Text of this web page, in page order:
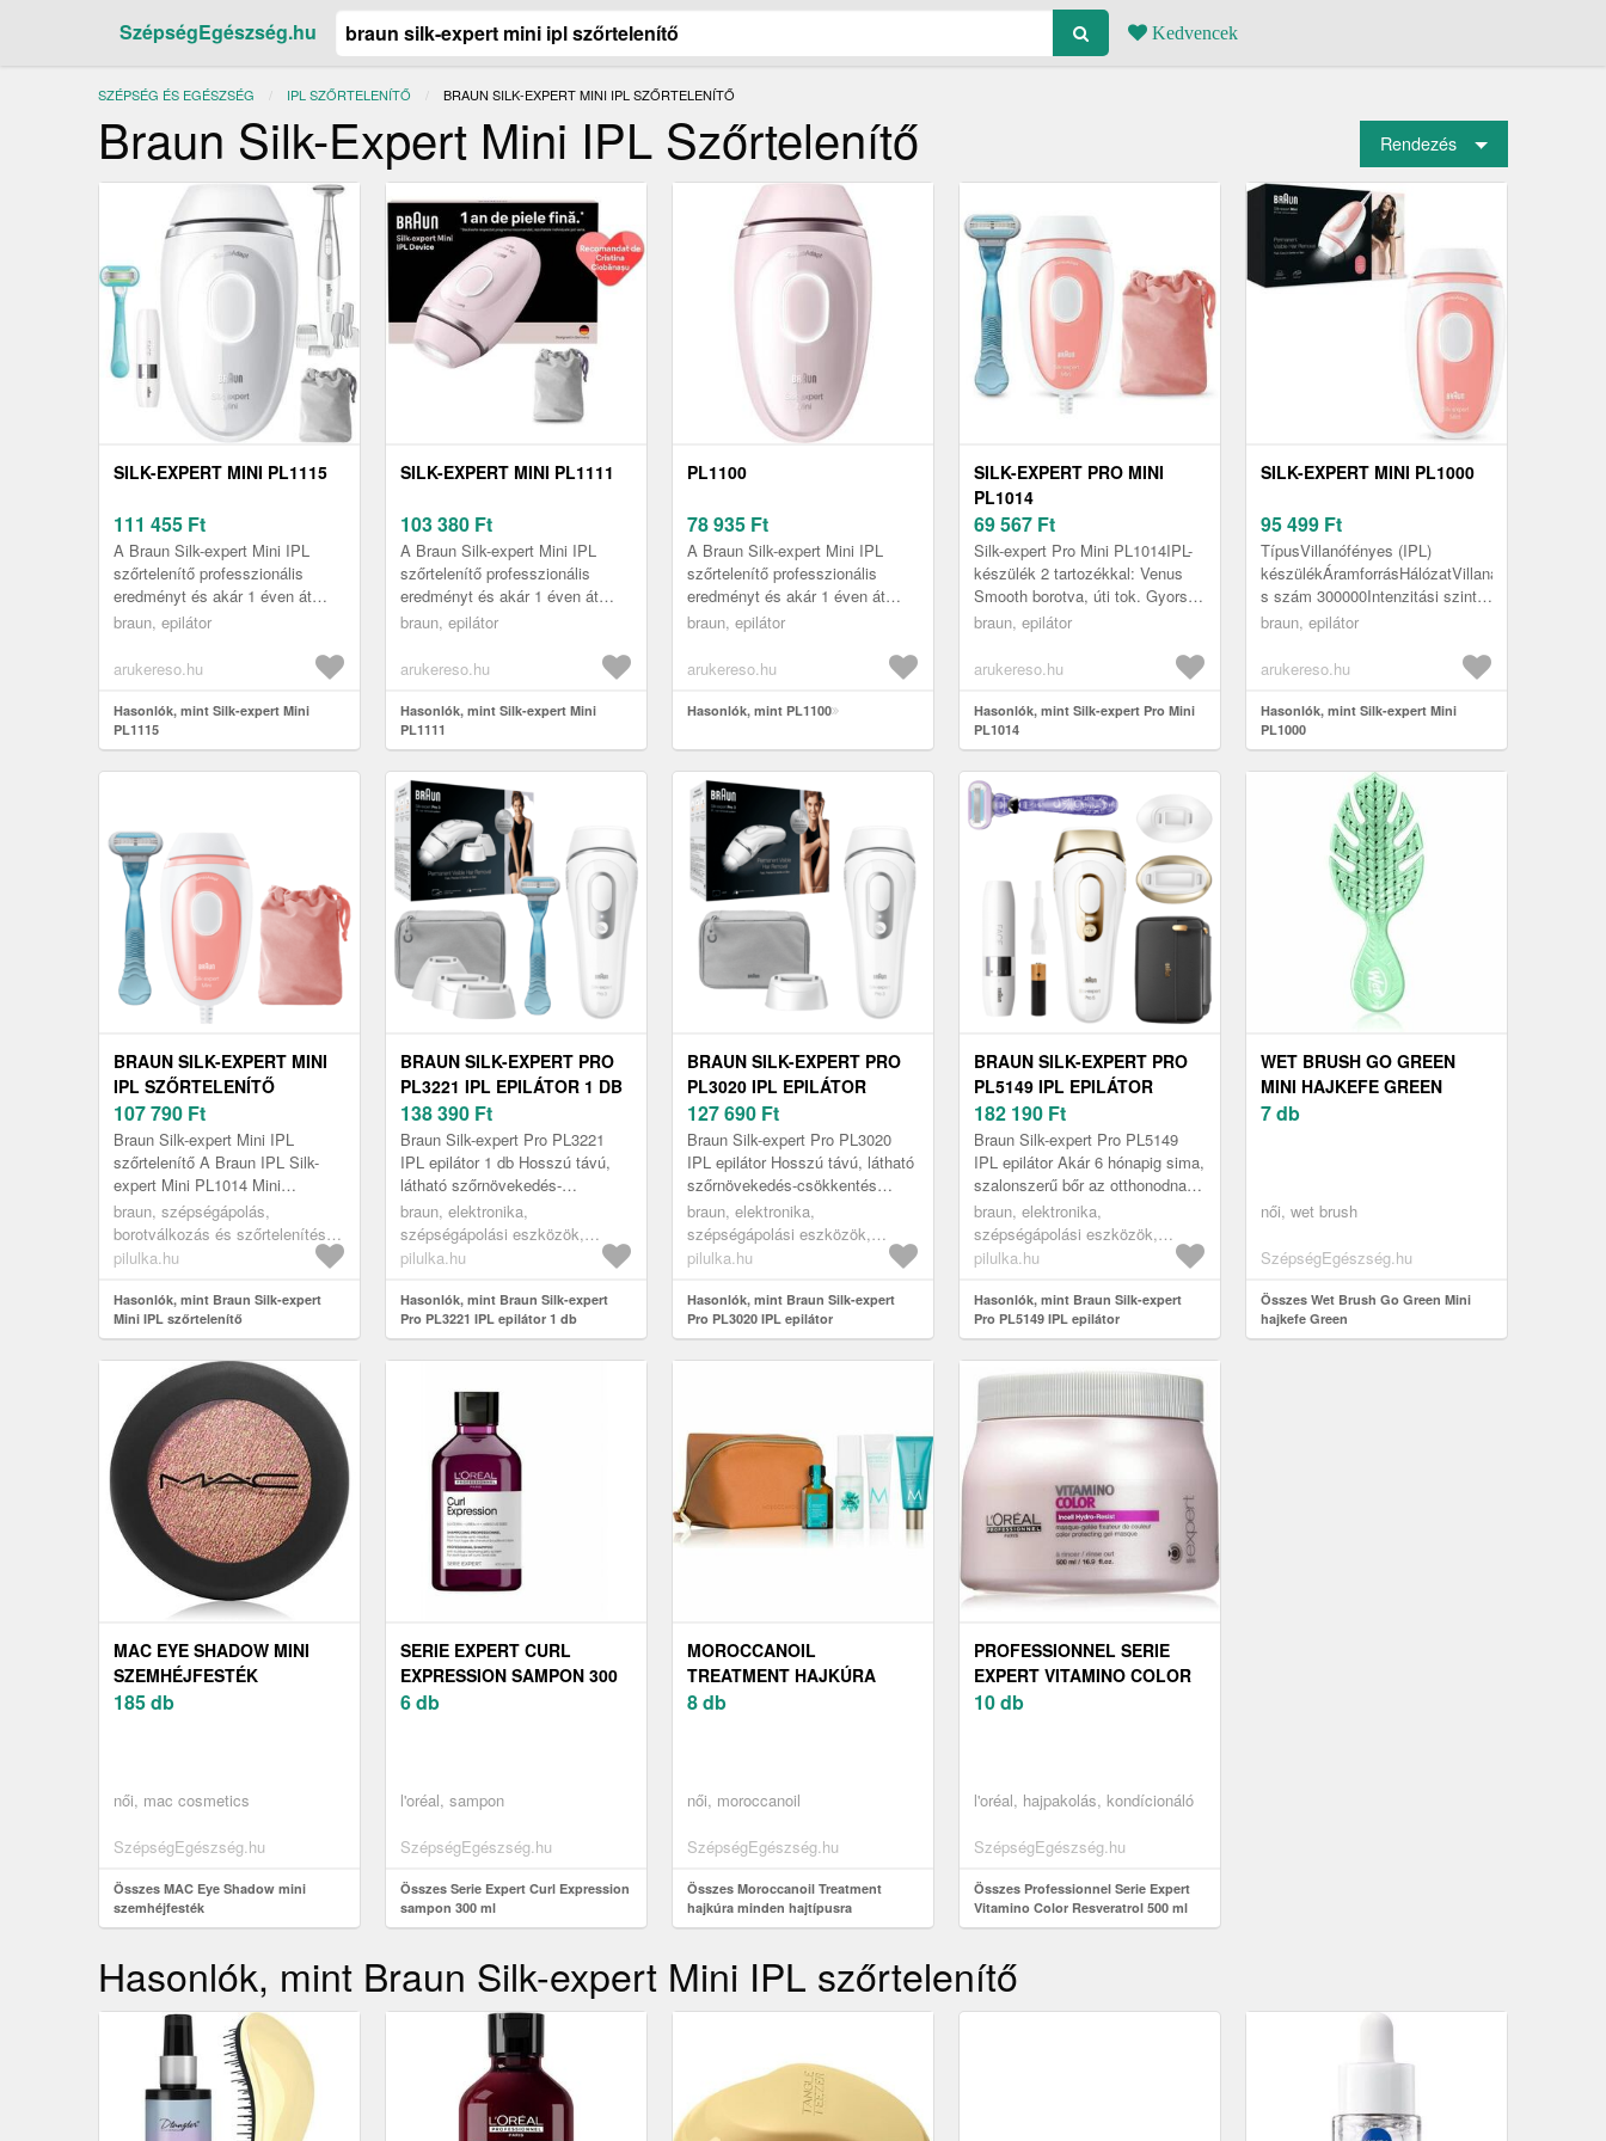
SzépségEgészség.hu Kedvencek
SZÉPSÉG ÉS EGÉSZSÉG IPL SZŐRTELENÍTŐ JELENLEGI:
BRAUN SILK-EXPERT MINI IPL SZŐRTELENÍTŐ
Braun Silk-Expert Mini IPL Szőrtelenítő Rendezés
SILK-EXPERT MINI PL1115
111 455 Ft
A Braun Silk-expert Mini IPL
szőrtelenítő professzionális
eredményt és akár 1 éven át
tartó selymesen sima bőrt
azoknak...
braun, epilátor
arukereso.hu
Hasonlók, mint Silk-expert Mini
PL1115
SILK-EXPERT MINI PL1111
103 380 Ft
A Braun Silk-expert Mini IPL
szőrtelenítő professzionális
eredményt és akár 1 éven át
tartó selymesen sima bőrt
azoknak...
braun, epilátor
arukereso.hu
Hasonlók, mint Silk-expert Mini
PL1111
PL1100
78 935 Ft
A Braun Silk-expert Mini IPL
szőrtelenítő professzionális
eredményt és akár 1 éven át
tartó selymesen sima bőrt
azoknak...
braun, epilátor
arukereso.hu
Hasonlók, mint PL1100
SILK-EXPERT PRO MINI
PL1014
69 567 Ft
Silk-expert Pro Mini PL1014IPL-
készülék 2 tartozékkal: Venus
Smooth borotva, úti tok. Gyors,
könnyen kezelhető és gyengéd
braun, epilátor
arukereso.hu
Hasonlók, mint Silk-expert Pro Mini
PL1014
SILK-EXPERT MINI PL1000
95 499 Ft
TípusVillanófényes (IPL)
készülékÁramforrásHálózatVillaná
s szám 300000Intenzitási szint
3Arc kezelésére IgenKijelző
braun, epilátor
arukereso.hu
Hasonlók, mint Silk-expert Mini
PL1000
BRAUN SILK-EXPERT MINI
IPL SZŐRTELENÍTŐ
107 790 Ft
Braun Silk-expert Mini IPL
szőrtelenítő A Braun IPL Silk-
expert Mini PL1014 Mini
villanófényes szőrtelenítő
készüléke a legújabb generációs
IPL sző...
braun, szépségápolás,
borotválkozás és szőrtelenítés,
szőrtelenítés és epilálás_old
pilulka.hu
Hasonlók, mint Braun Silk-expert
Mini IPL szőrtelenítő
BRAUN SILK-EXPERT PRO
PL3221 IPL EPILÁTOR 1 DB
138 390 Ft
Braun Silk-expert Pro PL3221
IPL epilátor 1 db Hosszú távú,
látható szőrnövekedés-
csökkentés mindössze 3 hónap
alatt¹. Gyors, precíz és
kíméletes a...
braun, elektronika,
szépségápolási eszközök,
testápoló eszközök,
pilulka.hu
Hasonlók, mint Braun Silk-expert
Pro PL3221 IPL epilátor 1 db
BRAUN SILK-EXPERT PRO
PL3020 IPL EPILÁTOR
127 690 Ft
Braun Silk-expert Pro PL3020
IPL epilátor Hosszú távú, látható
szőrnövekedés-csökkentés
mindössze 3 hónap alatt¹. Gyors,
precíz és kíméletes a bőrh...
braun, elektronika,
szépségápolási eszközök,
testápoló eszközök,
pilulka.hu
Hasonlók, mint Braun Silk-expert
Pro PL3020 IPL epilátor
BRAUN SILK-EXPERT PRO
PL5149 IPL EPILÁTOR
182 190 Ft
Braun Silk-expert Pro PL5149
IPL epilátor Akár 6 hónapig sima,
szalonszerű bőr az otthonodnak
kényelméből. A szőrnövekedés
látható csökkenése mindö...
braun, elektronika,
szépségápolási eszközök,
testápoló eszközök,
pilulka.hu
Hasonlók, mint Braun Silk-expert
Pro PL5149 IPL epilátor
WET BRUSH GO GREEN
MINI HAJKEFE GREEN
7 db
női, wet brush
SzépségEgészség.hu
Összes Wet Brush Go Green Mini
hajkefe Green
MAC EYE SHADOW MINI
SZEMHÉJFESTÉK
185 db
női, mac cosmetics
SzépségEgészség.hu
Összes MAC Eye Shadow mini
szemhéjfesték
SERIE EXPERT CURL
EXPRESSION SAMPON 300
ML
6 db
l'oréal, sampon
SzépségEgészség.hu
Összes Serie Expert Curl Expression
sampon 300 ml
MOROCCANOIL
TREATMENT HAJKÚRA
MINDEN HAJTÍPUSRA
8 db
női, moroccanoil
SzépségEgészség.hu
Összes Moroccanoil Treatment
hajkúra minden hajtípusra
PROFESSIONNEL SERIE
EXPERT VITAMINO COLOR
RESVERATROL 500 ML
10 db
l'oréal, hajpakolás, kondícionáló
SzépségEgészség.hu
Összes Professionnel Serie Expert
Vitamino Color Resveratrol 500 ml
Hasonlók, mint Braun Silk-expert Mini IPL szőrtelenítő